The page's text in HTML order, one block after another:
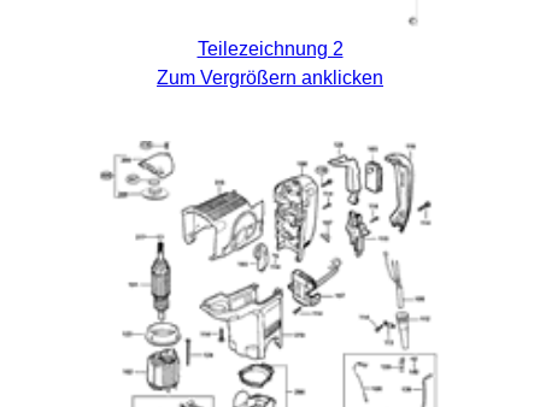
Teilezeichnung 2
Zum Vergrößern anklicken